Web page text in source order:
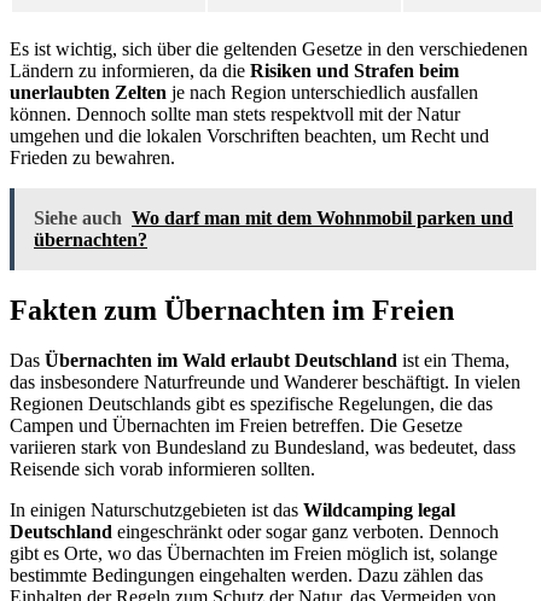
Es ist wichtig, sich über die geltenden Gesetze in den verschiedenen
Ländern zu informieren, da die Risiken und Strafen beim
unerlaubten Zelten je nach Region unterschiedlich ausfallen
können. Dennoch sollte man stets respektvoll mit der Natur
umgehen und die lokalen Vorschriften beachten, um Recht und
Frieden zu bewahren.
Siehe auch Wo darf man mit dem Wohnmobil parken und
übernachten?
Fakten zum Übernachten im Freien
Das Übernachten im Wald erlaubt Deutschland ist ein Thema,
das insbesondere Naturfreunde und Wanderer beschäftigt. In vielen
Regionen Deutschlands gibt es spezifische Regelungen, die das
Campen und Übernachten im Freien betreffen. Die Gesetze
variieren stark von Bundesland zu Bundesland, was bedeutet, dass
Reisende sich vorab informieren sollten.
In einigen Naturschutzgebieten ist das Wildcamping legal
Deutschland eingeschränkt oder sogar ganz verboten. Dennoch
gibt es Orte, wo das Übernachten im Freien möglich ist, solange
bestimmte Bedingungen eingehalten werden. Dazu zählen das